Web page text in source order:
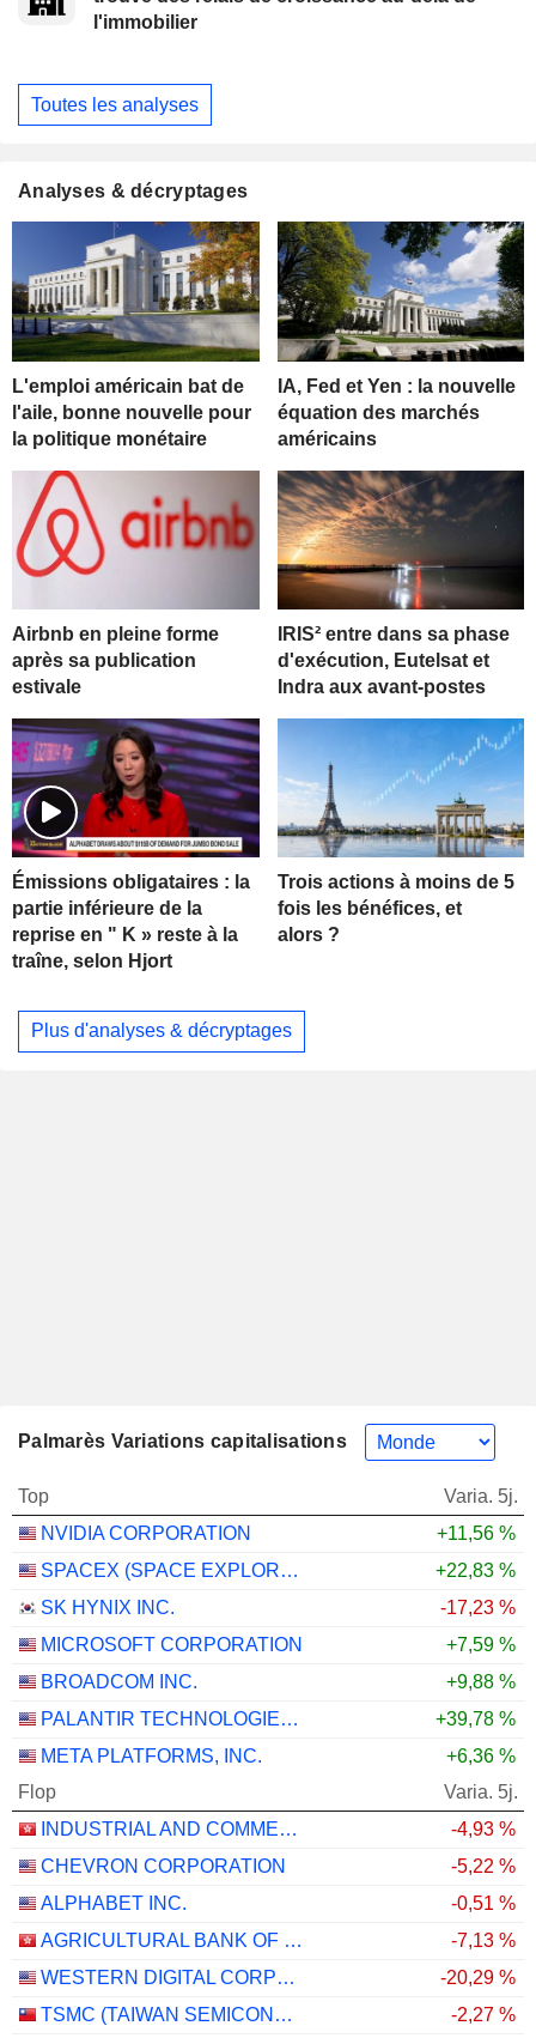
l'immobilier
Toutes les analyses
Analyses & décryptages
L'emploi américain bat de
l'aile, bonne nouvelle pour
la politique monétaire
IA, Fed et Yen : la nouvelle
équation des marchés
américains
Airbnb en pleine forme
après sa publication
estivale
IRIS² entre dans sa phase
d'exécution, Eutelsat et
Indra aux avant-postes
Émissions obligataires : la
partie inférieure de la
reprise en " K » reste à la
traîne, selon Hjort
Trois actions à moins de 5
fois les bénéfices, et
alors ?
Plus d'analyses & décryptages
Palmarès Variations capitalisations
Top
Varia. 5j.
NVIDIA CORPORATION
+11,56 %
SPACEX (SPACE EXPLORATION TECHNOLOGIES)
+22,83 %
SK HYNIX INC.
-17,23 %
MICROSOFT CORPORATION
+7,59 %
BROADCOM INC.
+9,88 %
PALANTIR TECHNOLOGIES INC.
+39,78 %
META PLATFORMS, INC.
+6,36 %
Flop
Varia. 5j.
INDUSTRIAL AND COMMERCIAL BANK OF CHINA LIMITED
-4,93 %
CHEVRON CORPORATION
-5,22 %
ALPHABET INC.
-0,51 %
AGRICULTURAL BANK OF CHINA LIMITED
-7,13 %
WESTERN DIGITAL CORPORATION
-20,29 %
TSMC (TAIWAN SEMICONDUCTOR MANUFACTURING COMPANY)
-2,27 %